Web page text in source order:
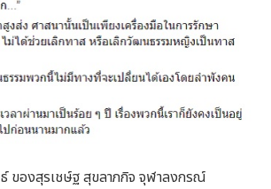
ของสุรเชษ์ฐ สุขลาภกิจ จุฬาลงกรณ์